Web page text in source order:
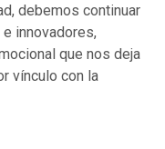
debemos continuar
innovadores,
que nos deja
vínculo con la